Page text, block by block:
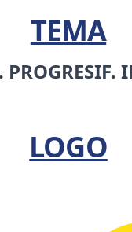
TEMA
PROGRESIF.
LOGO